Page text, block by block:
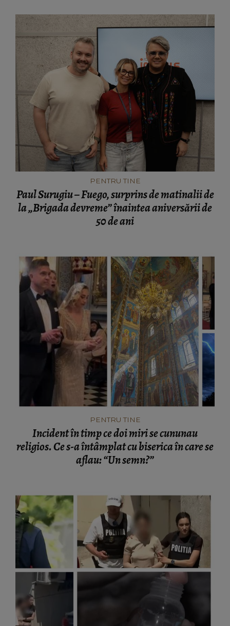
PENTRU TINE
Paul Surugiu – Fuego, surprins de matinalii de
la „Brigada devreme” înaintea aniversării de
50 de ani
PENTRU TINE
Incident în timp ce doi miri se cununau
religios. Ce s-a întâmplat cu biserica în care se
aflau: “Un semn?”